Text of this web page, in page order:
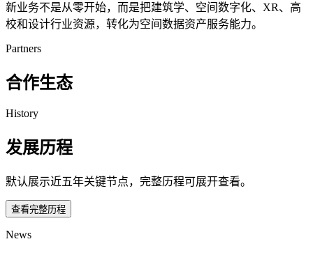
新业务不是从零开始，而是把建筑学、空间数字化、XR、高
校和设计行业资源，转化为空间数据资产服务能力。
Partners
合作生态
History
发展历程
默认展示近五年关键节点，完整历程可展开查看。
查看完整历程
News